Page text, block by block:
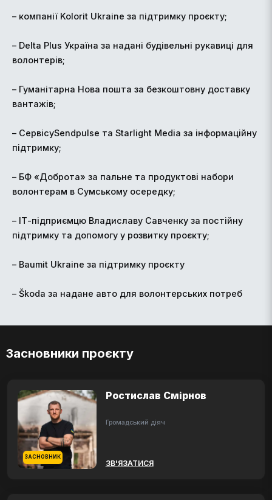
– компанії Kolorit Ukraine за підтримку проєкту;
– Delta Plus Україна за надані будівельні рукавиці для
волонтерів;
– Гуманітарна Нова пошта за безкоштовну доставку
вантажів;
– СервісуSendpulse та Starlight Media за інформаційну
підтримку;
– БФ «Доброта» за пальне та продуктові набори
волонтерам в Сумському осередку;
– ІТ-підприємцю Владиславу Савченку за постійну
підтримку та допомогу у розвитку проєкту;
– Baumit Ukraine за підтримку проєкту
– Škoda за надане авто для волонтерських потреб
Засновники проєкту
ЗАСНОВНИК
Ростислав Смірнов
Громадський діяч
ЗВ'ЯЗАТИСЯ